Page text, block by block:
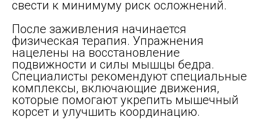
свести к минимуму риск осложнений.
После заживления начинается
физическая терапия. Упражнения
нацелены на восстановление
подвижности и силы мышцы бедра.
Специалисты рекомендуют специальные
комплексы, включающие движения,
которые помогают укрепить мышечный
корсет и улучшить координацию.